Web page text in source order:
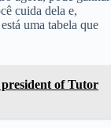
cuida dela e,
uma tabela que
of Tutor